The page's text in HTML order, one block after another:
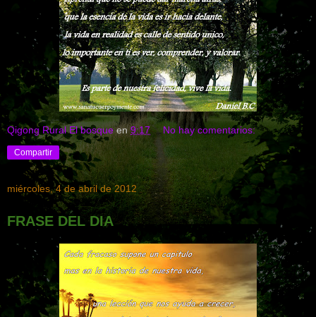
Qigong Rural El bosque en9:17 No hay comentarios:
Compartir
miércoles, 4 de abril de 2012
FRASE DEL DIA